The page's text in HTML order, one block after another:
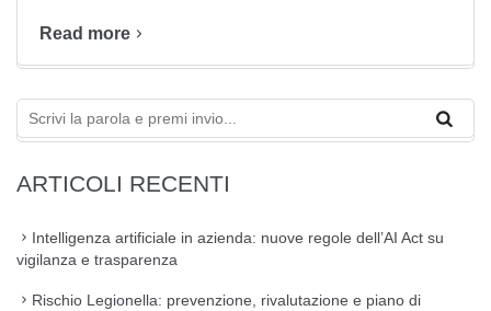
Read more
ARTICOLI RECENTI
Intelligenza artificiale in azienda: nuove regole dell’AI Act su
vigilanza e trasparenza
Rischio Legionella: prevenzione, rivalutazione e piano di